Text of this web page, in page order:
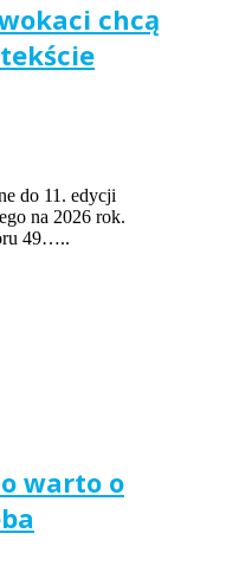
chcą
do 11. edycji
na 2026 rok.
49…..
warto o